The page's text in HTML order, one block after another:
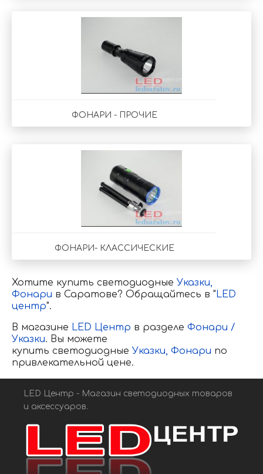
ФОНАРИ - ПРОЧИЕ
ФОНАРИ- КЛАССИЧЕСКИЕ
Хотите купить светодиодные Указки,
Фонари в Саратове? Обращайтесь в " LED
центр".
В магазине LED Центр в разделе Фонари /
Указки. Вы можете
купить светодиодные Указки, Фонари по
привлекательной цене.
LED Центр - Магазин светодиодных товаров
и аксессуаров.